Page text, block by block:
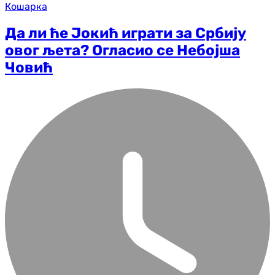
Кошарка
Да ли ће Јокић играти за Србију
овог љета? Огласио се Небојша
Човић